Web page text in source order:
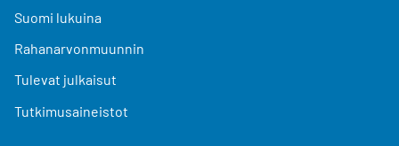
Suomi lukuina
Rahanarvonmuunnin
Tulevat julkaisut
Tutkimusaineistot